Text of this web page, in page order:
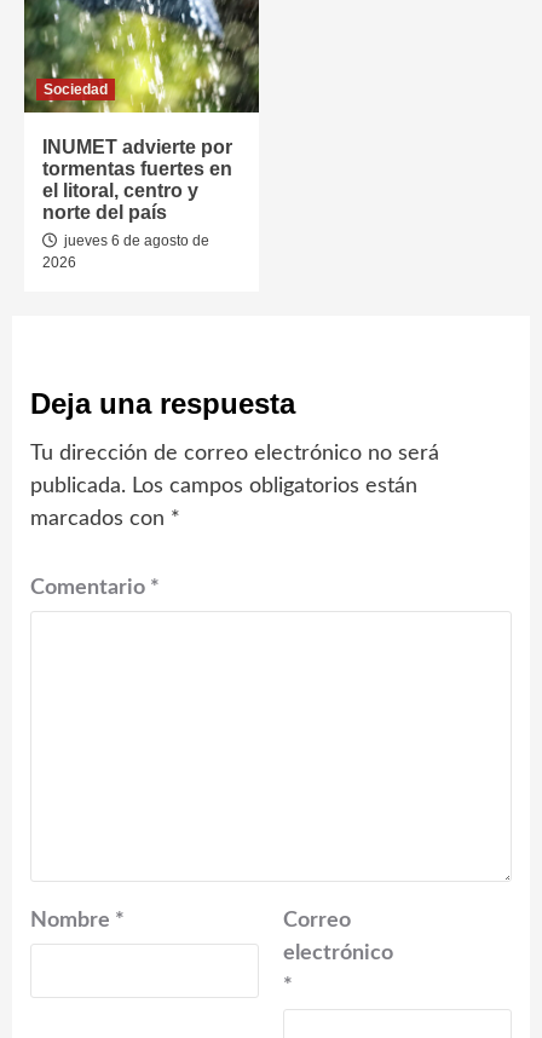
Sociedad
INUMET advierte por
tormentas fuertes en
el litoral, centro y
norte del país
jueves 6 de agosto de
2026
Deja una respuesta
Tu dirección de correo electrónico no será
publicada. Los campos obligatorios están
marcados con *
Comentario *
Nombre *
Correo
electrónico
*